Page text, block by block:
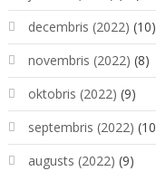
decembris (2022) (10)
novembris (2022) (8)
oktobris (2022) (9)
septembris (2022)
augusts (2022) (9)